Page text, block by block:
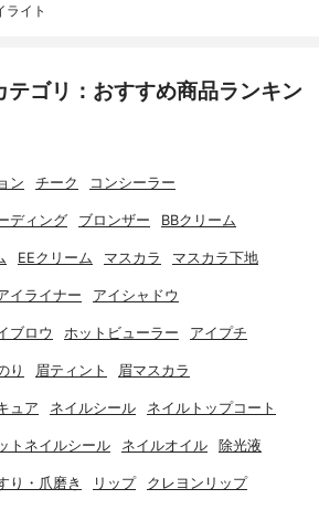
ライト
テゴリ：おすすめ商品ランキン
ン チーク コンシーラー
ディング ブロンザー BBクリーム
EEクリーム マスカラ マスカラ下地
イライナー アイシャドウ
ブロウ ホットビューラー アイプチ
り 眉ティント 眉マスカラ
ュア ネイルシール ネイルトップコート
トネイルシール ネイルオイル 除光液
り・爪磨き リップ クレヨンリップ